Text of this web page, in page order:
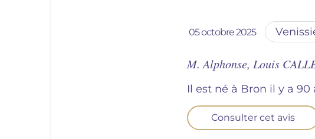
05 octobre 2025
M. Alphonse, Louis
Il est né à Bron il y a 90
Consulter cet avis